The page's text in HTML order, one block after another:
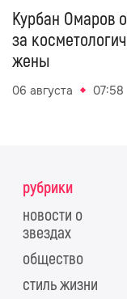
Курбан Омаров
за
жены
06 августа 07:58
рубрики
новости о
звездах
общество
стиль жизни